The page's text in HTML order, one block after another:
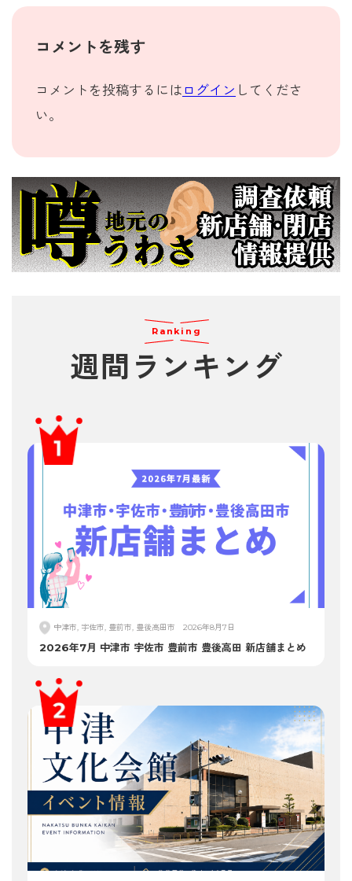
コメントを残す
コメントを投稿するには ログイン してくださ
い。
Ranking
週間 ランキング
中津市, 宇佐市, 豊前市, 豊後高田市 2026年8月7日
2026年7月 中津市 宇佐市 豊前市 豊後高田 新店舗まとめ